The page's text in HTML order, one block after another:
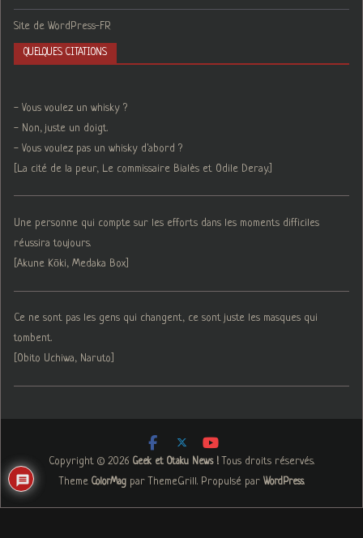
Site de WordPress-FR
QUELQUES CITATIONS
- Vous voulez un whisky ?
- Non, juste un doigt.
- Vous voulez pas un whisky d'abord ?
[La cité de la peur, Le commissaire Bialès et Odile Deray.]
Une personne qui compte sur les efforts dans les moments difficiles
réussira toujours.
[Akune Kōki, Medaka Box]
Ce ne sont pas les gens qui changent, ce sont juste les masques qui
tombent.
[Obito Uchiwa, Naruto]
Copyright © 2026 Geek et Otaku News !. Tous droits réservés.
Theme ColorMagpar ThemeGrill. Propulsé par WordPress.